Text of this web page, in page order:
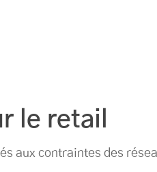
le retail
aux contraintes des